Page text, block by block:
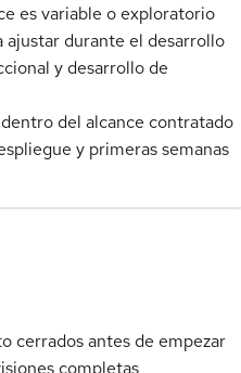
es variable o exploratorio
durante el desarrollo
y desarrollo de
del alcance contratado
y primeras semanas
cerrados antes de empezar
completas